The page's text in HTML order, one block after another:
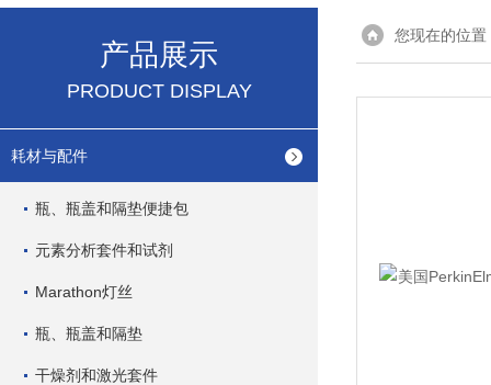
产品展示
PRODUCT DISPLAY
耗材与配件
瓶、瓶盖和隔垫便捷包
元素分析套件和试剂
Marathon灯丝
瓶、瓶盖和隔垫
干燥剂和激光套件
您现在的位置